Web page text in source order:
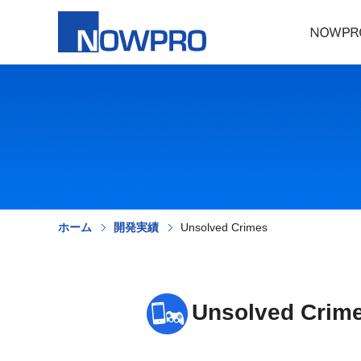
ホーム 開発実績 Unsolved Crimes
Unsolved